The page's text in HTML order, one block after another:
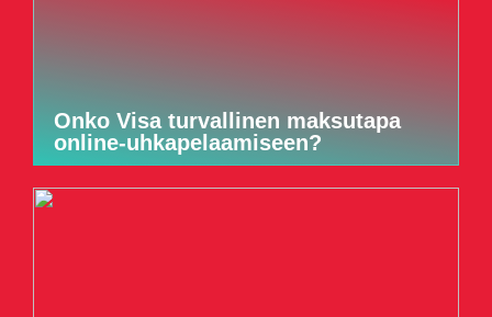
Onko Visa turvallinen maksutapa
online-uhkapelaamiseen?